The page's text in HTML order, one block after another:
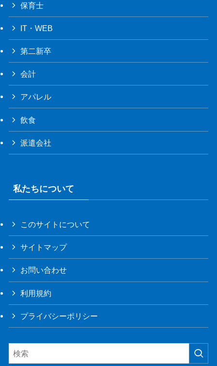
保育士
IT・WEB
第二新卒
会計
アパレル
飲食
派遣会社
私たちについて
このサイトについて
サイトマップ
お問い合わせ
利用規約
プライバシーポリシー